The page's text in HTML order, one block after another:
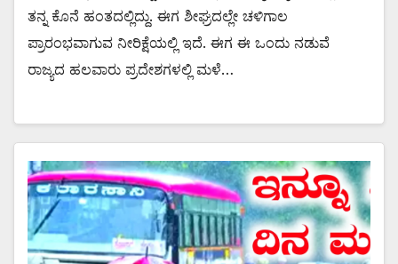
ತನ್ನ ಕೊನೆ ಹಂತದಲ್ಲಿದ್ದು. ಈಗ ಶೀಘ್ರದಲ್ಲೇ ಚಳಿಗಾಲ
ಪ್ರಾರಂಭವಾಗುವ ನೀರಿಕ್ಷೆಯಲ್ಲಿ ಇದೆ. ಈಗ ಈ ಒಂದು ನಡುವೆ
ರಾಜ್ಯದ ಹಲವಾರು ಪ್ರದೇಶಗಳಲ್ಲಿ ಮಳೆ…